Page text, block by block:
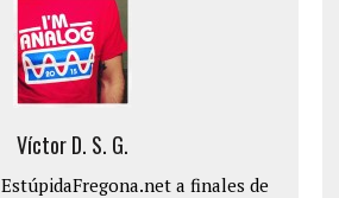
Víctor D. S. G.
a finales de